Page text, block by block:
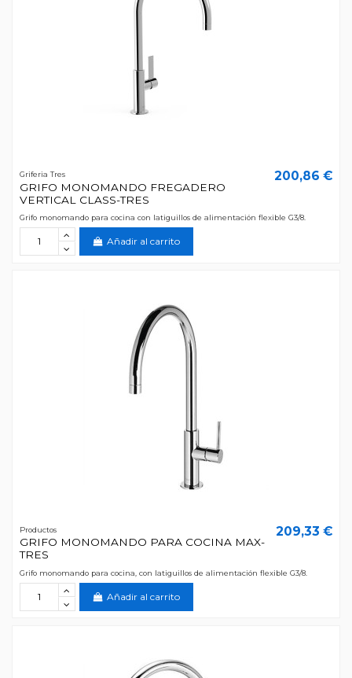
Griferia Tres
GRIFO MONOMANDO FREGADERO
VERTICAL CLASS-TRES
200,86 €
Grifo monomando para cocina con latiguillos de alimentación flexible G3/8.
Añadir al carrito
Productos
GRIFO MONOMANDO PARA COCINA MAX-
TRES
209,33 €
Grifo monomando para cocina, con latiguillos de alimentación flexible G3/8.
Añadir al carrito